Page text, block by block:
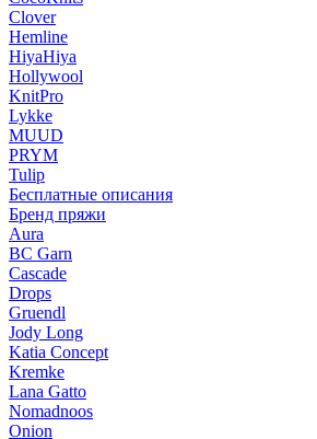
Clover
Hemline
HiyaHiya
Hollywool
KnitPro
Lykke
MUUD
PRYM
Tulip
Бесплатные описания
Бренд пряжи
Aura
BC Garn
Cascade
Drops
Gruendl
Jody Long
Katia Concept
Kremke
Lana Gatto
Nomadnoos
Onion